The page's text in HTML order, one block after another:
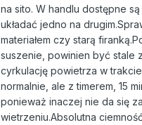
na sito. W handlu dostępne
układać jedno na
materiałem czy starą
suszenie, powinien być stale
cyrkulację powietrza w
normalnie, ale z timerem, 15
ponieważ inaczej nie da się
wietrzeniu.Absolutna